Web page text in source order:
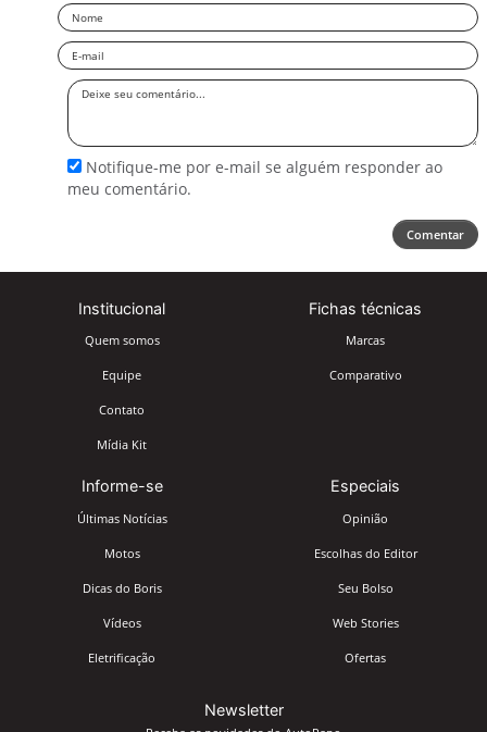
Nome
Email
Deixe
Notifique-me por e-mail se alguém responder ao
meu comentário.
Comentar
Institucional
Quem somos
Equipe
Contato
Mídia Kit
Fichas técnicas
Marcas
Comparativo
Informe-se
Últimas Notícias
Motos
Dicas do Boris
Vídeos
Eletrificação
Especiais
Opinião
Escolhas do Editor
Seu Bolso
Web Stories
Ofertas
Newsletter